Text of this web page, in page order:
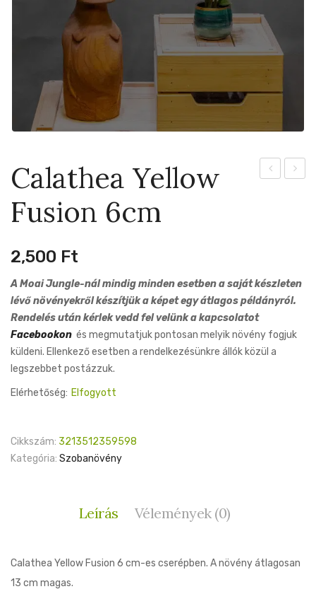
Calathea Yellow
Fusion 6cm
2,500 Ft
A Moai Jungle-nál mindig minden esetben a saját készleten
lévő növényekről készítjük a képet egy átlagos példányról.
Rendelés után kérlek vedd fel velünk a kapcsolatot
Facebookon és megmutatjuk pontosan melyik növény fogjuk
küldeni. Ellenkező esetben a rendelkezésünkre állók közül a
legszebbet postázzuk.
Elérhetőség: Elfogyott
Cikkszám: 3213512359598
Kategória: Szobanövény
Leírás Vélemények (0)
Calathea Yellow Fusion 6 cm-es cserépben. A növény átlagosan
13 cm magas.